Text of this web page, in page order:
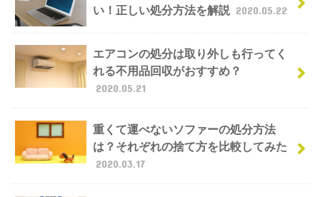
い！正しい処分方法を解説 2020.05.22
エアコンの処分は取り外しも行ってく
れる不用品回収がおすすめ？
2020.05.21
重くて運べないソファーの処分方法
は？それぞれの捨て方を比較してみた
2020.03.17